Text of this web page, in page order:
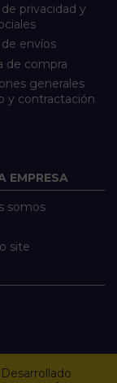
privacidad y
envíos
de compra
generales
y contractación
EMPRESA
somos
site